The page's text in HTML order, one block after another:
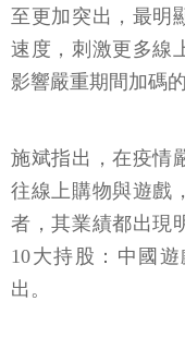
至更加突出，最明
速度，刺激更多線
影響嚴重期間加碼的
施斌指出，在疫情
往線上購物與遊戲
者，其業績都出現
10大持股：中國
出。